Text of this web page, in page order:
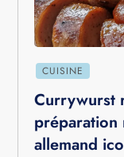
CUISINE
Currywurst
préparation
allemand